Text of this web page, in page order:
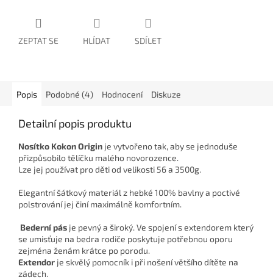
ZEPTAT SE HLÍDAT SDÍLET
Popis Podobné (4) Hodnocení Diskuze
Detailní popis produktu
Nosítko Kokon Origin je vytvořeno tak, aby se jednoduše
přizpůsobilo tělíčku malého novorozence.
Lze jej používat pro děti od velikosti 56 a 3500g.
Elegantní šátkový materiál z hebké 100% bavlny a poctivé
polstrování jej činí maximálně komfortním.
Bederní pás je pevný a široký. Ve spojení s extendorem který
se umisťuje na bedra rodiče poskytuje potřebnou oporu
zejména ženám krátce po porodu.
Extendor je skvělý pomocník i při nošení většího dítěte na
zádech.